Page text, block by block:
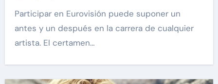
Participar en Eurovisión puede suponer un
antes y un después en la carrera de cualquier
artista. El certamen…